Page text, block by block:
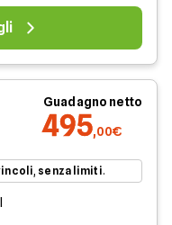
Guadagno netto
495,00€
, senza limiti.